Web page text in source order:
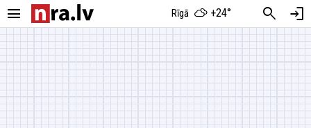
menu Rīgā +24° search login